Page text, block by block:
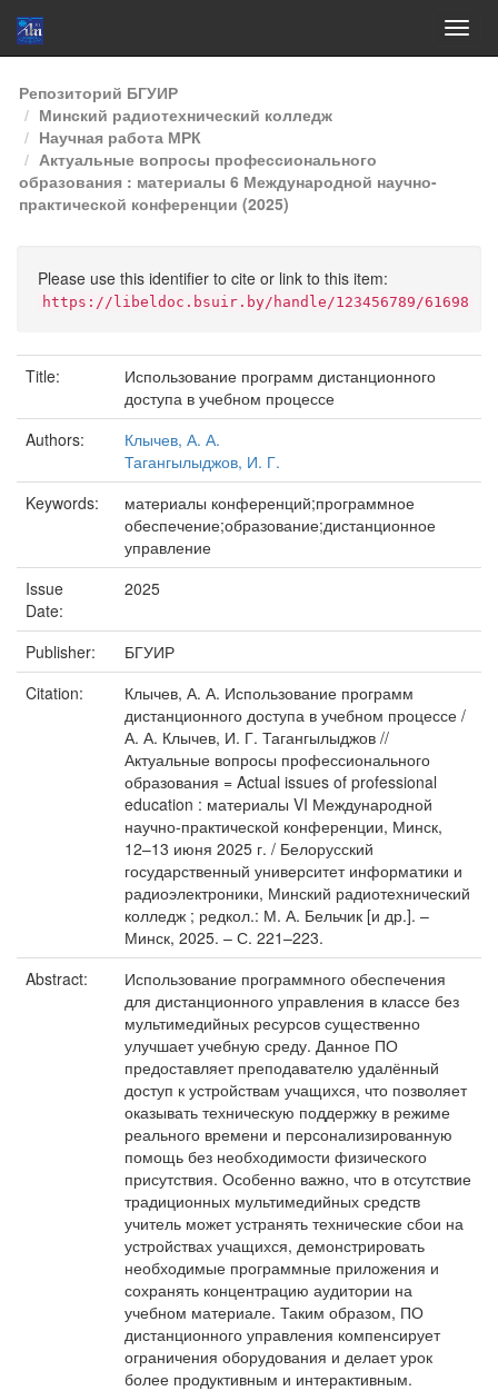
Skip
navigation
Репозиторий БГУИР
Минский радиотехнический колледж
Научная работа МРК
Актуальные вопросы профессионального
образования : материалы 6 Международной научно-
практической конференции (2025)
Please use this identifier to cite or link to this item:
https://libeldoc.bsuir.by/handle/123456789/61698
Title:
Использование программ дистанционного
доступа в учебном процессе
Authors:
Клычев, А. А.
Тагангылыджов, И. Г.
Keywords:
материалы конференций;программное
обеспечение;образование;дистанционное
управление
Issue
Date:
2025
Publisher:
БГУИР
Citation:
Клычев, А. А. Использование программ
дистанционного доступа в учебном процессе /
А. А. Клычев, И. Г. Тагангылыджов //
Актуальные вопросы профессионального
образования = Actual issues of professional
education : материалы VI Международной
научно-практической конференции, Минск,
12–13 июня 2025 г. / Белорусский
государственный университет информатики и
радиоэлектроники, Минский радиотехнический
колледж ; редкол.: М. А. Бельчик [и др.]. –
Минск, 2025. – С. 221–223.
Abstract:
Использование программного обеспечения
для дистанционного управления в классе без
мультимедийных ресурсов существенно
улучшает учебную среду. Данное ПО
предоставляет преподавателю удалённый
доступ к устройствам учащихся, что позволяет
оказывать техническую поддержку в режиме
реального времени и персонализированную
помощь без необходимости физического
присутствия. Особенно важно, что в отсутствие
традиционных мультимедийных средств
учитель может устранять технические сбои на
устройствах учащихся, демонстрировать
необходимые программные приложения и
сохранять концентрацию аудитории на
учебном материале. Таким образом, ПО
дистанционного управления компенсирует
ограничения оборудования и делает урок
более продуктивным и интерактивным.